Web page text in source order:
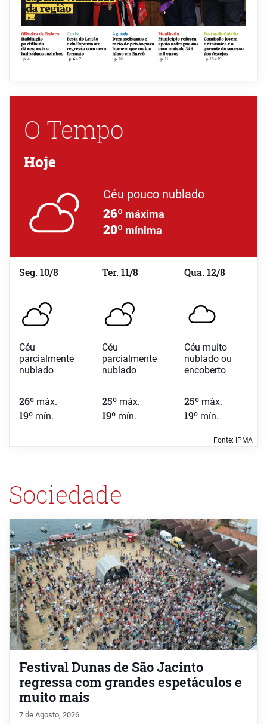
O Tempo
Hoje
Céu pouco nublado
26º máxima
20º mínima
Seg. 10/8
Céu
parcialmente
nublado
26º máx.
19º mín.
Ter. 11/8
Céu
parcialmente
nublado
25º máx.
19º mín.
Qua. 12/8
Céu muito
nublado ou
encoberto
25º máx.
19º mín.
Fonte: IPMA
Sociedade
Festival Dunas de São Jacinto
regressa com grandes espetáculos e
muito mais
7 de Agosto, 2026